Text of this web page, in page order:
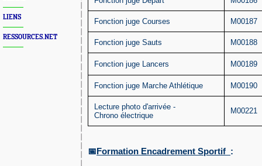
LIENS
RESSOURCES.NET
Fonction juge Courses M00187
Fonction juge Sauts M00188
Fonction juge Lancers M00189
Fonction juge Marche Athlétique M00190
Lecture photo d'arrivée -
Chrono électrique
M00221
📅Formation Encadrement Sportif :